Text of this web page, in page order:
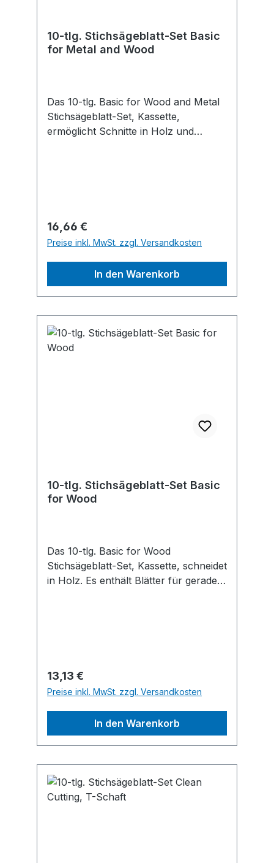
10-tlg. Stichsägeblatt-Set Basic
for Metal and Wood
Das 10-tlg. Basic for Wood and Metal
Stichsägeblatt-Set, Kassette,
ermöglicht Schnitte in Holz und
Regulärer Preis:
16,66 €
Preise inkl. MwSt. zzgl. Versandkosten
In den Warenkorb
10-tlg. Stichsägeblatt-Set Basic
for Wood
Das 10-tlg. Basic for Wood
Stichsägeblatt-Set, Kassette, schneidet
in Holz. Es enthält Blätter für gerade
Regulärer Preis:
13,13 €
Preise inkl. MwSt. zzgl. Versandkosten
In den Warenkorb